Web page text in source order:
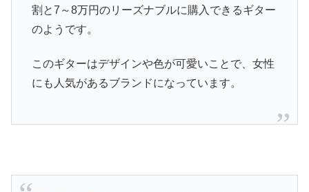
割と7～8万円のリーズナブルに購入できるギター
のようです。
このギターはデザインや色が可愛いことで、女性
にも人気があるブランドになっています。